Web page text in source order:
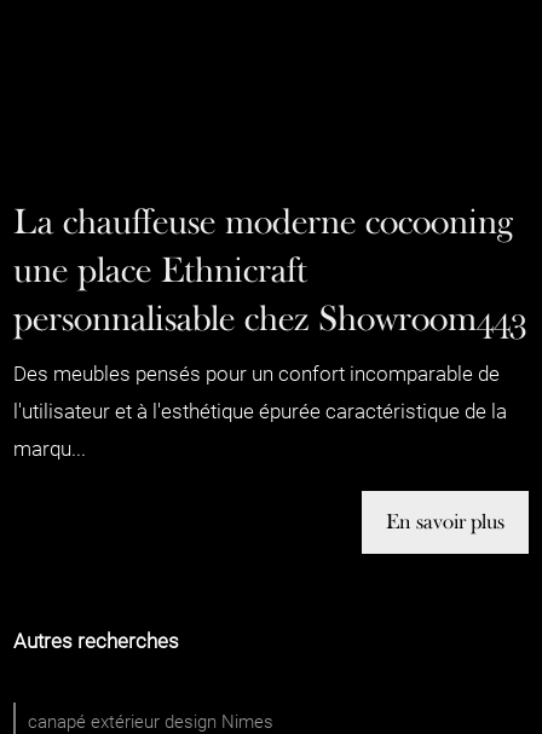
La chauffeuse moderne cocooning
une place Ethnicraft
personnalisable chez Showroom443
Des meubles pensés pour un confort incomparable de
l'utilisateur et à l'esthétique épurée caractéristique de la
marqu...
En savoir plus
Autres recherches
canapé extérieur design Nimes